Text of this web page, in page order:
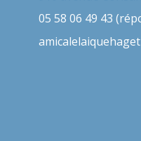
05 58 06 49 43